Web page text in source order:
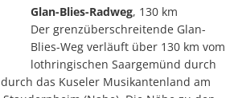
Glan-Blies-Radweg, 130 km
Der grenzüberschreitende Glan-
Blies-Weg verläuft über 130 km vom
lothringischen Saargemünd durch
das Kuseler Musikantenland am